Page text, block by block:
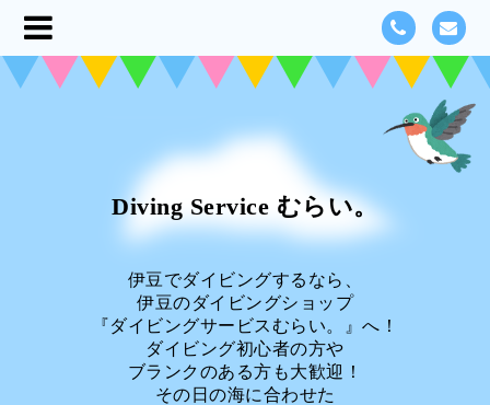
Diving Service むらい。
伊豆でダイビングするなら、
伊豆のダイビングショップ
『ダイビングサービスむらい。』へ！
ダイビング初心者の方や
ブランクのある方も大歓迎！
その日の海に合わせた